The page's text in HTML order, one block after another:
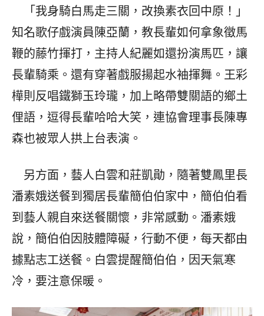
「我身騎白馬走三關，改換素衣回中原！」
知名歌仔戲演員陳亞蘭，教長輩如何拿象徵馬
鞭的藤竹揮打，主持人紀麗如還扮演馬匹，讓
長輩騎乘。還有穿著戲服揚起水袖揮舞。王彩
樺則反唱鐵獅玉玲瓏，加上略帶雙關語的鄉土
俚語，逗得長輩哈哈大笑，連協會理事長陳專
森也被眾人拱上台表演。
另方面，藝人白雲和莊凱勛，隨著雙鳳里長
潘素娥送餐到獨居長輩簡伯伯家中，簡伯伯看
到藝人親自來送餐關懷，非常感動。潘素娥
說，簡伯伯因肢體障礙，行動不便，每天都由
據點志工送餐。白雲提醒簡伯伯，因天氣寒
冷，要注意保暖。